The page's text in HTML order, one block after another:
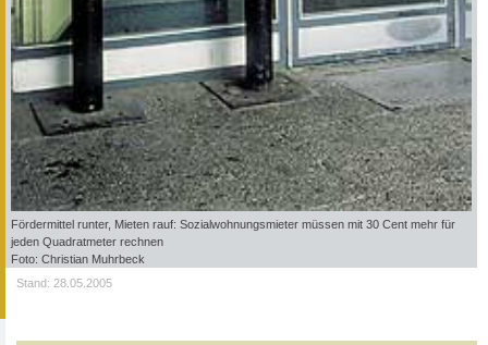
Fördermittel runter, Mieten rauf: Sozialwohnungsmieter müssen mit 30 Cent mehr für
jeden Quadratmeter rechnen
Foto: Christian Muhrbeck
Stand: 28.05.2005